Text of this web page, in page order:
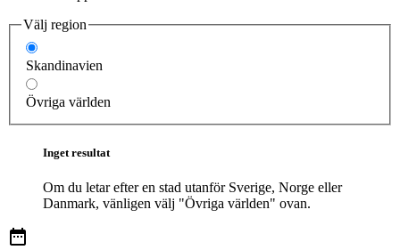
Välj region
Skandinavien
Övriga världen
Inget resultat
Om du letar efter en stad utanför Sverige, Norge eller
Danmark, vänligen välj "Övriga världen" ovan.